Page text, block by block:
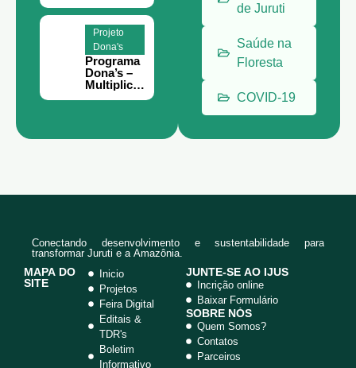
meliponic
ultura
para
comunida
des rurais
de Juruti.
Projeto
Dona's
Programa
Dona’s –
Multiplica
de Juruti
Saúde na
Floresta
COVID-19
Conectando desenvolvimento e sustentabilidade para
transformar Juruti e a Amazônia.
MAPA DO
SITE
Inicio
Projetos
Feira Digital
Editais &
TDR's
Boletim
Informativo
JUNTE-SE AO IJUS
Incrição online
Baixar Formulário
SOBRE NÓS
Quem Somos?
Contatos
Parceiros